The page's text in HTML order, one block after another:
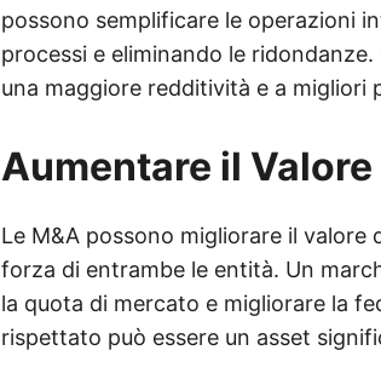
possono semplificare le operazioni
processi e eliminando le
una maggiore redditività e a migliori
Aumentare il
Le M&A possono migliorare il valore
forza di entrambe le entità. Un
la quota di mercato e migliorare la
rispettato può essere un asset